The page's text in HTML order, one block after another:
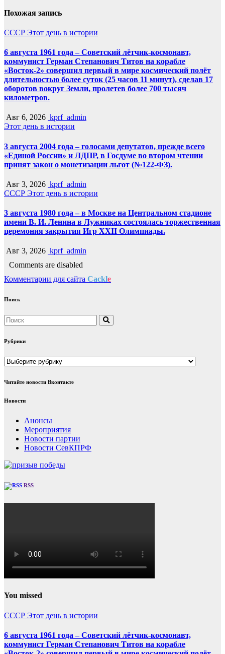
Похожая запись
СССР Этот день в истории
6 августа 1961 года – Советский лётчик-космонавт,
коммунист Герман Степанович Титов на корабле
«Восток-2» совершил первый в мире космический полёт
длительностью более суток (25 часов 11 минут), сделав 17
оборотов вокруг Земли, пролетев более 700 тысяч
километров.
Авг 6, 2026 kprf_admin
Этот день в истории
3 августа 2004 года – голосами депутатов, прежде всего
«Единой России» и ЛДПР, в Госдуме во втором чтении
принят закон о монетизации льгот (№122-ФЗ).
Авг 3, 2026 kprf_admin
СССР Этот день в истории
3 августа 1980 года – в Москве на Центральном стадионе
имени В. И. Ленина в Лужниках состоялась торжественная
церемония закрытия Игр XXII Олимпиады.
Авг 3, 2026 kprf_admin
Comments are disabled
Комментарии для сайта Cackle
Поиск
Рубрики
Рубрики
Читайте новости Вконтакте
Новости
Анонсы
Мероприятия
Новости партии
Новости СевКПРФ
RSS
You missed
СССР Этот день в истории
6 августа 1961 года – Советский лётчик-космонавт,
коммунист Герман Степанович Титов на корабле